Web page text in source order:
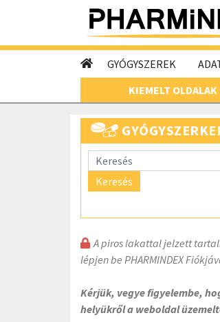
GYÓGYSZEREK
KIEMELT OLDALAK
Keresés
A piros lakattal jelzett
lépjen be PHARMINDEX
Kérjük, vegye figyelembe,
helyükről a weboldal